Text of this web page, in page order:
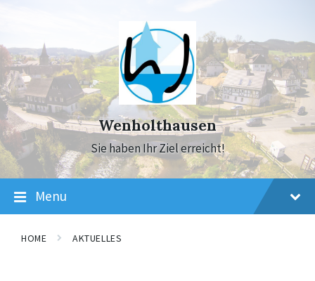
navigation
Wenholthausen
Sie haben Ihr Ziel erreicht!
Menu
HOME AKTUELLES